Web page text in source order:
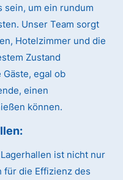
sein, um ein rundum
Unser Team sorgt
Hotelzimmer und die
Zustand
egal ob
einen
können.
ist nicht nur
für die Effizienz des